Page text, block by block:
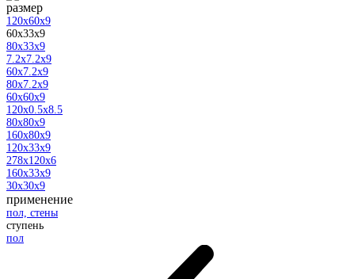
размер
120x60x9
60x33x9
80x33x9
7.2x7.2x9
60x7.2x9
80x7.2x9
60x60x9
120x0.5x8.5
80x80x9
160x80x9
120x33x9
278x120x6
160x33x9
30x30x9
применение
пол, стены
ступень
пол